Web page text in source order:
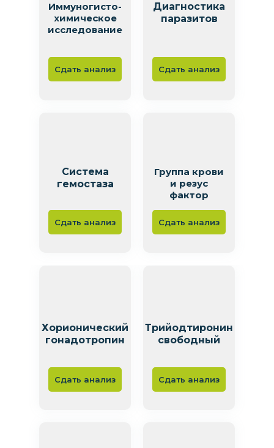
Иммуногисто-
химическое
исследование
Сдать анализ
Система
гемостаза
Сдать анализ
Диагностика
паразитов
Сдать анализ
Группа крови
и резус
фактор
Сдать анализ
Хорионический
гонадотропин
Сдать анализ
Трийодтиронин
свободный
Сдать анализ